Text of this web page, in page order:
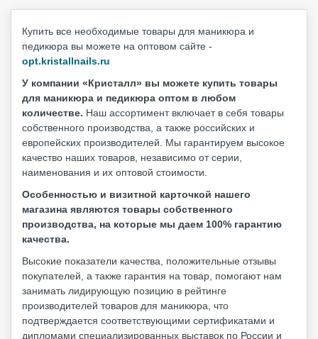
Купить все необходимые товары для маникюра и
педикюра вы можете на оптовом сайте -
opt.kristallnails.ru
У компании «Кристалл» вы можете купить товары
для маникюра и педикюра оптом в любом
количестве. Наш ассортимент включает в себя товары
собственного производства, а также российских и
европейских производителей. Мы гарантируем высокое
качество наших товаров, независимо от серии,
наименования и их оптовой стоимости.
Особенностью и визитной карточкой нашего
магазина являются товары собственного
производства, на которые мы даем 100% гарантию
качества.
Высокие показатели качества, положительные отзывы
покупателей, а также гарантия на товар, помогают нам
занимать лидирующую позицию в рейтинге
производителей товаров для маникюра, что
подтверждается соответствующими сертификатами и
дипломами специализированных выставок по России и